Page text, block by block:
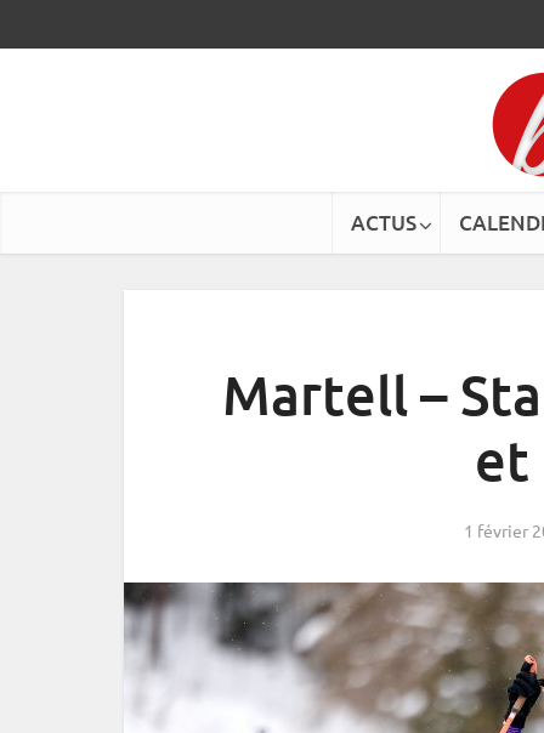
ACTUS
Martell –
et
1 février